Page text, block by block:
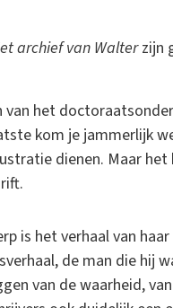
archief van Walterzijn
het
kom je jammerlijk
dienen. Maar
is het verhaal van
de man die hij
van de waarheid,